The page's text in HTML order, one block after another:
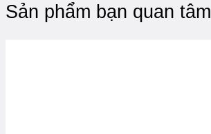
Sản phẩm bạn quan tâm